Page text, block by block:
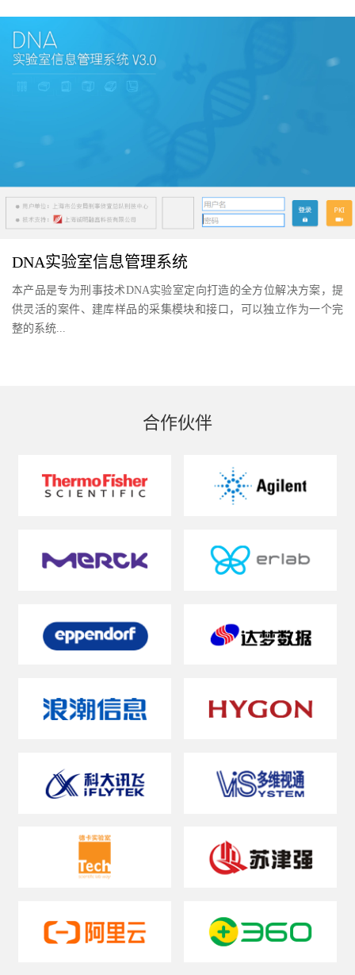
DNA实验室信息管理系统
本产品是专为刑事技术DNA实验室定向打造的全方位解决方案，提
供灵活的案件、建库样品的采集模块和接口，可以独立作为一个完
整的系统...
合作伙伴